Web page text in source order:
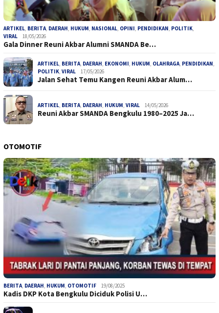
ARTIKEL, BERITA, DAERAH, HUKUM, NASIONAL, OPINI, PENDIDIKAN, POLITIK,
VIRAL
18/05/2026
Gala Dinner Reuni Akbar Alumni SMANDA Be…
ARTIKEL, BERITA, DAERAH, EKONOMI, HUKUM, OLAHRAGA, PENDIDIKAN,
POLITIK, VIRAL 17/05/2026
Jalan Sehat Temu Kangen Reuni Akbar Alum…
ARTIKEL, BERITA, DAERAH, HUKUM, VIRAL 14/05/2026
Reuni Akbar SMANDA Bengkulu 1980–2025 Ja…
OTOMOTIF
BERITA, DAERAH, HUKUM, OTOMOTIF 19/08/2025
Kadis DKP Kota Bengkulu Diciduk Polisi U…